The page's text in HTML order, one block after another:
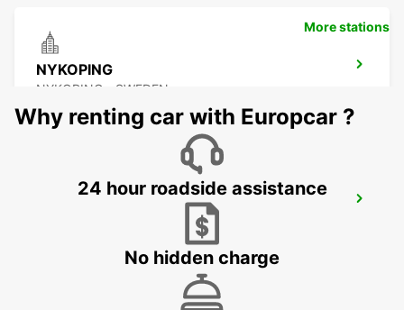
NYKOPING
NYKOPING - SWEDEN
NYKOPING SKAVSTA AIRPORT
More stations
Why renting car with Europcar ?
24 hour roadside assistance
No hidden charge